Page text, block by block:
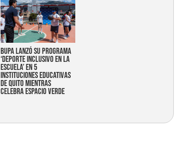
Bupa lanzó su programa
‘Deporte Inclusivo en la
Escuela’ en 5
instituciones educativas
de Quito mientras
celebra espacio verde